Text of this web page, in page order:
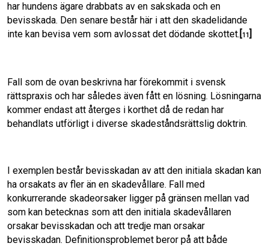
har hundens ägare drabbats av en sakskada och en
bevisskada. Den senare består här i att den skadelidande
inte kan bevisa vem som avlossat det dödande skottet. [11 ]
Fall som de ovan beskrivna har förekommit i svensk
rättspraxis och har således även fått en lösning. Lösningarna
kommer endast att återges i korthet då de redan har
behandlats utförligt i diverse skadeståndsrättslig doktrin.
I exemplen består bevisskadan av att den initiala skadan kan
ha orsakats av fler än en skadevållare. Fall med
konkurrerande skadeorsaker ligger på gränsen mellan vad
som kan betecknas som att den initiala skadevållaren
orsakar bevisskadan och att tredje man orsakar
bevisskadan. Definitionsproblemet beror på att både